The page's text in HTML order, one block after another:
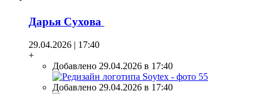
Дарья Сухова
29.04.2026 | 17:40
+
Добавлено 29.04.2026 в 17:40
Добавлено 29.04.2026 в 17:40